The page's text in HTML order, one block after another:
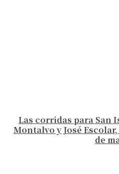
Las corridas para San
Montalvo y José
de